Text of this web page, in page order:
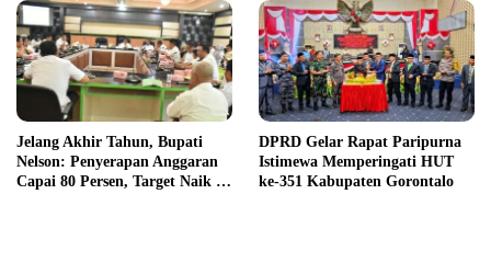
Jelang Akhir Tahun, Bupati
Nelson: Penyerapan Anggaran
Capai 80 Persen, Target Naik ke
DPRD Gelar Rapat Paripurna
Istimewa Memperingati HUT
ke-351 Kabupaten Gorontalo